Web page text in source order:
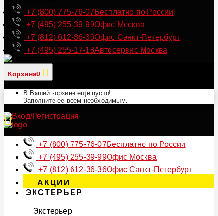
+7 (800) 775-76-07Бесплатно по России
+7 (495) 255-39-99Офис Москва
+7 (812) 612-36-36Офис Санкт-Петербург
+7 (495) 255-17-13Автосервис Москва
Корзина0
В Вашей корзине ещё пусто!
Заполните ее всем необходимым.
+7 (800) 775-76-07Бесплатно по России
+7 (495) 255-39-99Офис Москва
+7 (812) 612-36-36Офис Санкт-Петербург
АКЦИИ
ЭКСТЕРЬЕР
Экстерьер